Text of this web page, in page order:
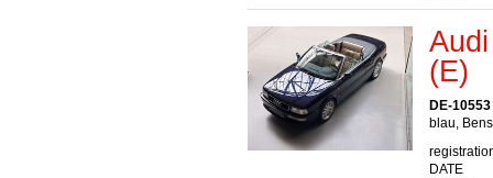
(E)
DE-
blau,
DATE